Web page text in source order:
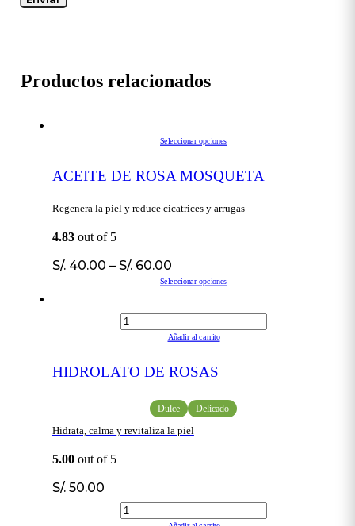
Productos relacionados
Seleccionar opciones
ACEITE DE ROSA MOSQUETA
Regenera la piel y reduce cicatrices y arrugas
4.83out of 5
S/.40.00 – S/.60.00
Seleccionar opciones
Añadir al carrito
HIDROLATO DE ROSAS
Dulce Delicado
Hidrata, calma y revitaliza la piel
5.00out of 5
S/.50.00